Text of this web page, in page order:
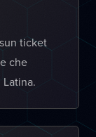
ticket
che